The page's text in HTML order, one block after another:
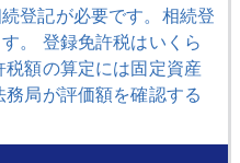
登記が必要です。相続登
。 登録免許税はいくら
額の算定には固定資産
局が評価額を確認する